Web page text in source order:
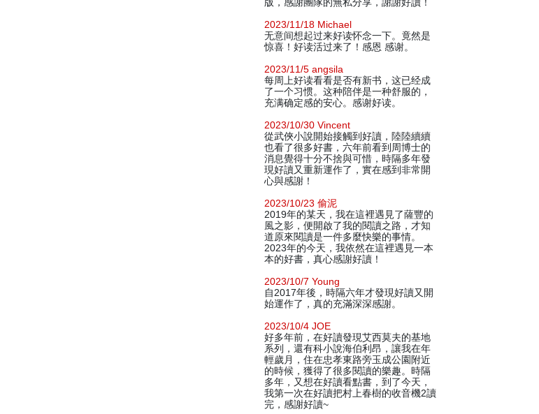
2023/11/18 Michael
无意间想起过来好读怀念一下。竟然是
惊喜！好读活过来了！感恩 感谢。
2023/11/5 angsila
每周上好读看看是否有新书，这已经成
了一个习惯。这种陪伴是一种舒服的，
充满确定感的安心。感谢好读。
2023/10/30 Vincent
從武俠小說開始接觸到好讀，陸陸續續
也看了很多好書，六年前看到周博士的
消息覺得十分不捨與可惜，時隔多年發
現好讀又重新運作了，實在感到非常開
心與感謝！
2023/10/23 偷泥
2019年的某天，我在這裡遇見了薩豐的
風之影，便開啟了我的閱讀之路，才知
道原來閱讀是一件多麼快樂的事情。
2023年的今天，我依然在這裡遇見一本
本的好書，真心感謝好讀！
2023/10/7 Young
自2017年後，時隔六年才發現好讀又開
始運作了，真的充滿深深感謝。
2023/10/4 JOE
好多年前，在好讀發現艾西莫夫的基地
系列，還有科小說海伯利昂，讓我在年
輕歲月，住在忠孝東路旁玉成公園附近
的時候，獲得了很多閱讀的樂趣。時隔
多年，又想在好讀看點書，到了今天，
我第一次在好讀把村上春樹的收音機2讀
完，感謝好讀~